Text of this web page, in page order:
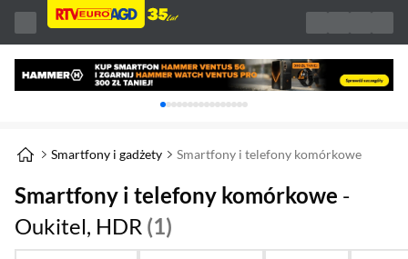
Karuzela z banerami, aktualny element 1 z
Smartfony i gadżety Smartfony i telefony komórkowe
Smartfony i telefony komórkowe -
Oukitel, HDR (1)